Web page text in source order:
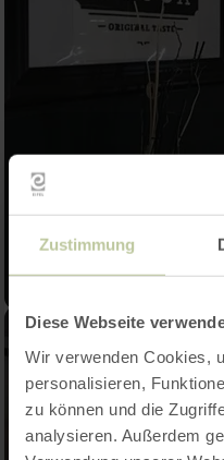
Zustimmung
Diese Webseite
Wir verwenden Cookies,
personalisieren,
zu können und die
analysieren. Außerdem